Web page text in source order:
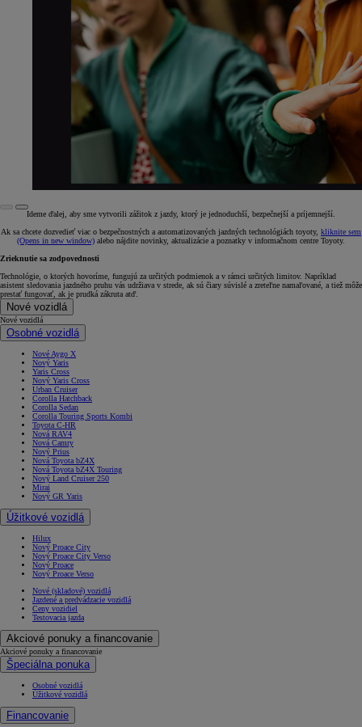
Ideme ďalej, aby sme vytvorili zážitok z jazdy, ktorý je jednoduchší, bezpečnejší a príjemnejší.
Ak sa chcete dozvedieť viac o bezpečnostných a automatizovaných jazdných technológiách toyoty, kliknite sem
(Opens in new window) alebo nájdite novinky, aktualizácie a poznatky v informačnom centre Toyoty.
Zrieknutie sa zodpovednosti
Technológie, o ktorých hovoríme, fungujú za určitých podmienok a v rámci určitých limitov. Napríklad
asistent sledovania jazdného pruhu vás udržiava v strede, ak sú čiary súvislé a zreteľne namaľované, a tiež môže
prestať fungovať, ak je prudká zákruta atď.
Nové vozidlá
Nové vozidlá
Osobné vozidlá
Nové Aygo X
Nový Yaris
Yaris Cross
Nový Yaris Cross
Urban Cruiser
Corolla Hatchback
Corolla Sedan
Corolla Touring Sports Kombi
Toyota C-HR
Nová RAV4
Nová Camry
Nový Prius
Nová Toyota bZ4X
Nová Toyota bZ4X Touring
Nový Land Cruiser 250
Mirai
Nový GR Yaris
Úžitkové vozidlá
Hilux
Nový Proace City
Nový Proace City Verso
Nový Proace
Nový Proace Verso
Nové (skladové) vozidlá
Jazdené a predvádzacie vozidlá
Ceny vozidiel
Testovacia jazda
Akciové ponuky a financovanie
Akciové ponuky a financovanie
Špeciálna ponuka
Osobné vozidlá
Úžitkové vozidlá
Financovanie